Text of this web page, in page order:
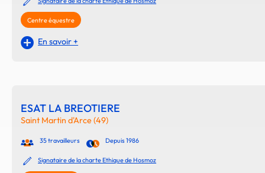
Centre équestre
En savoir +
ESAT LA BREOTIERE
Saint Martin d'Arce (49)
35 travailleurs Depuis 1986
Signataire de la charte Ethique de Hosmoz